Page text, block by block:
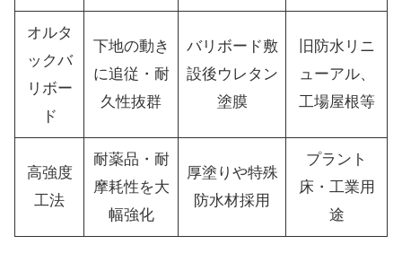
オルタ
ックバ
リボー
ド
下地の動き
に追従・耐
久性抜群
バリボード敷
設後ウレタン
塗膜
旧防水リニ
ューアル、
工場屋根等
高強度
工法
耐薬品・耐
摩耗性を大
幅強化
厚塗りや特殊
防水材採用
プラント
床・工業用
途